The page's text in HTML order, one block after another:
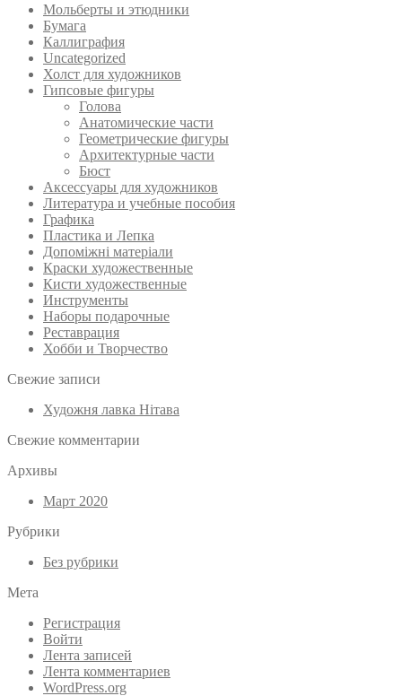
Мольберты и этюдники
Бумага
Каллиграфия
Uncategorized
Холст для художников
Гипсовые фигуры
Голова
Анатомические части
Геометрические фигуры
Архитектурные части
Бюст
Аксессуары для художников
Литература и учебные пособия
Графика
Пластика и Лепка
Допоміжні матеріали
Краски художественные
Кисти художественные
Инструменты
Наборы подарочные
Реставрация
Хобби и Творчество
Свежие записи
Художня лавка Нітава
Свежие комментарии
Архивы
Март 2020
Рубрики
Без рубрики
Мета
Регистрация
Войти
Лента записей
Лента комментариев
WordPress.org